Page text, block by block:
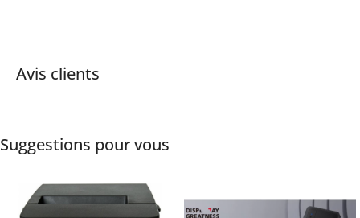
Avis clients
Suggestions pour vous